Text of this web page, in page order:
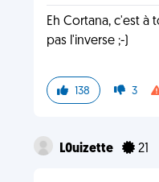
Eh Cortana, c'est à
pas l'inverse ;-)
138 3
L0uizette 21